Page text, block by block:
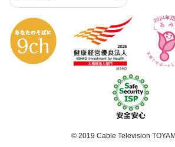
© 2019 Cable Television